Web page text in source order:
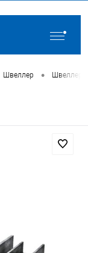
Швеллер • Швеллер